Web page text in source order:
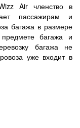
Air членство в
пассажирам и
багажа в размере
багажа и
багажа не
уже входит в